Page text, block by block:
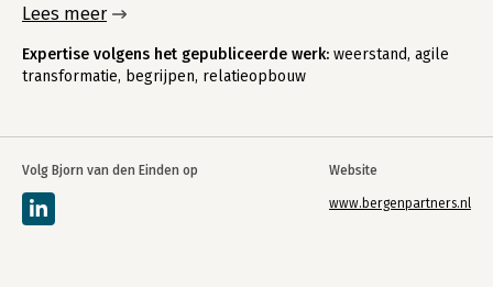
Volg Bjorn van den Einden op Website
www.bergenpartners.nl
Lees meer
Expertise volgens het gepubliceerde werk: weerstand, agile
transformatie, begrijpen, relatieopbouw